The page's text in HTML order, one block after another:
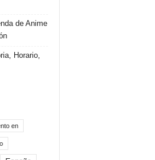
de Anime
Horario,
en